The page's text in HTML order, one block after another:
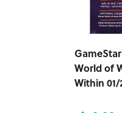
World of
Within 01/